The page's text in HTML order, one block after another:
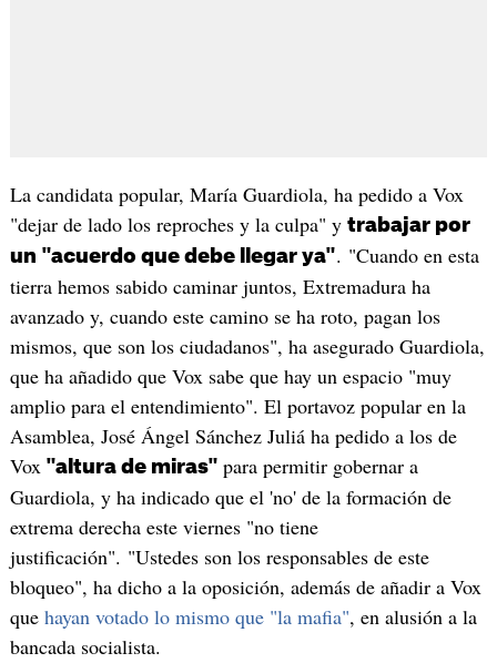
La candidata popular, María Guardiola, ha pedido a Vox
"dejar de lado los reproches y la culpa" y trabajar por
un "acuerdo que debe llegar ya". "Cuando en esta
tierra hemos sabido caminar juntos, Extremadura ha
avanzado y, cuando este camino se ha roto, pagan los
mismos, que son los ciudadanos", ha asegurado Guardiola,
que ha añadido que Vox sabe que hay un espacio "muy
amplio para el entendimiento". El portavoz popular en la
Asamblea, José Ángel Sánchez Juliá ha pedido a los de
Vox "altura de miras" para permitir gobernar a
Guardiola, y ha indicado que el 'no' de la formación de
extrema derecha este viernes "no tiene
justificación". "Ustedes son los responsables de este
bloqueo", ha dicho a la oposición, además de añadir a Vox
que hayan votado lo mismo que "la mafia", en alusión a la
bancada socialista.